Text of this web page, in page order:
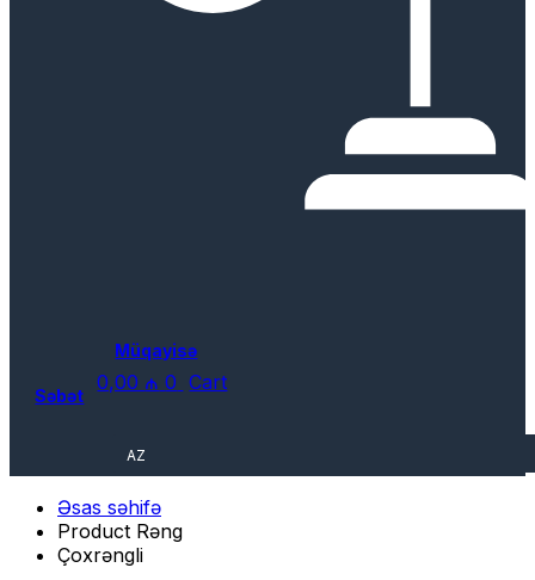
Müqayisə
0,00 ₼ 0 Cart
Səbət
AZ
Əsas səhifə
Product Rəng
Çoxrəngli